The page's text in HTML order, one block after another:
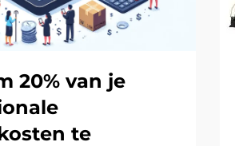
20% van je
te